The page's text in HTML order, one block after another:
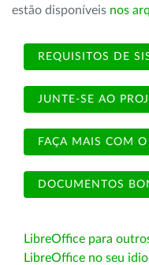
estão disponíveis nos
REQUISITOS DE
JUNTE-SE AO
FAÇA MAIS COM
DOCUMENTOS
LibreOffice para
LibreOffice no seu